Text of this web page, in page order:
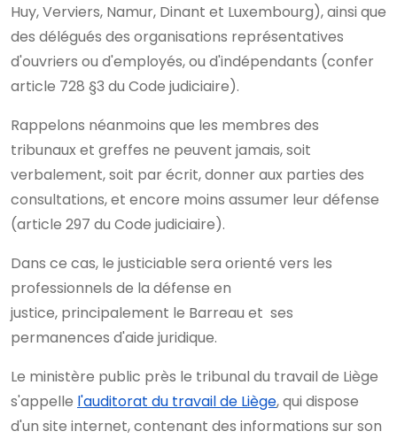
Huy, Verviers, Namur, Dinant et Luxembourg), ainsi que
des délégués des organisations représentatives
d'ouvriers ou d'employés, ou d'indépendants (confer
article 728 §3 du Code judiciaire).
Rappelons néanmoins que les membres des
tribunaux et greffes ne peuvent jamais, soit
verbalement, soit par écrit, donner aux parties des
consultations, et encore moins assumer leur défense
(article 297 du Code judiciaire).
Dans ce cas, le justiciable sera orienté vers les
professionnels de la défense en
justice, principalement le Barreau et ses
permanences d'aide juridique.
Le ministère public près le tribunal du travail de Liège
s'appelle l'auditorat du travail de Liège, qui dispose
d'un site internet, contenant des informations sur son